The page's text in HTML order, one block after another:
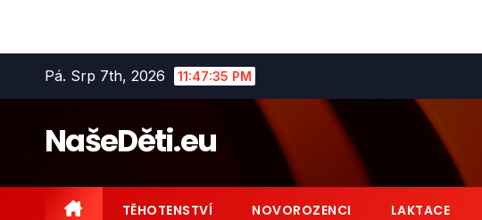
Pá. Srp 7th, 2026 11:47:36 PM
NašeDěti.eu
TĚHOTENSTVÍ NOVOROZENCI LAKTACE